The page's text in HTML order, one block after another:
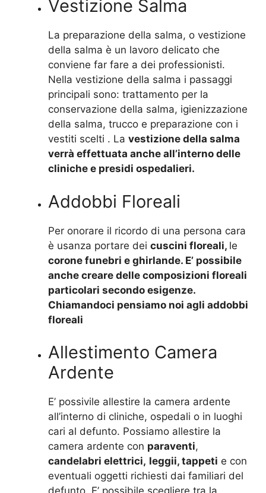
Vestizione Salma
La preparazione della salma, o vestizione
della salma è un lavoro delicato che
conviene far fare a dei professionisti.
Nella vestizione della salma i passaggi
principali sono: trattamento per la
conservazione della salma, igienizzazione
della salma, trucco e preparazione con i
vestiti scelti . La vestizione della salma
verrà effettuata anche all’interno delle
cliniche e presidi ospedalieri.
Addobbi Floreali
Per onorare il ricordo di una persona cara
è usanza portare dei cuscini floreali, le
corone funebri e ghirlande. E’ possibile
anche creare delle composizioni floreali
particolari secondo esigenze.
Chiamandoci pensiamo noi agli addobbi
floreali
Allestimento Camera
Ardente
E’ possivile allestire la camera ardente
all’interno di cliniche, ospedali o in luoghi
cari al defunto. Possiamo allestire la
camera ardente con paraventi,
candelabri elettrici, leggii, tappeti e con
eventuali oggetti richiesti dai familiari del